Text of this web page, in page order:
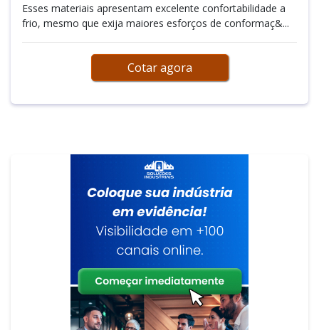
Esses materiais apresentam excelente confortabilidade a
frio, mesmo que exija maiores esforços de conformaç&...
Cotar agora